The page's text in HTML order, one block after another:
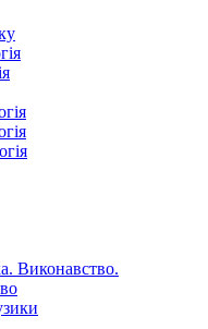
Виконавство.